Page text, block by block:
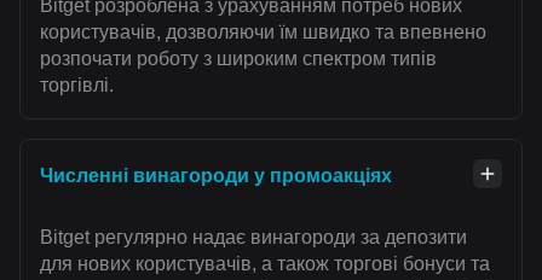
Bitget розроблена з урахуванням потреб нових
користувачів, дозволяючи їм швидко та впевнено
розпочати роботу з широким спектром типів
торгівлі.
Численні винагороди у промоакціях
Bitget регулярно надає винагороди за депозити
для нових користувачів, а також торгові бонуси та